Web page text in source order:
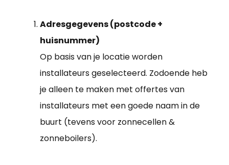
Adresgegevens (postcode +
huisnummer)
Op basis van je locatie worden
installateurs geselecteerd. Zodoende heb
je alleen te maken met offertes van
installateurs met een goede naam in de
buurt (tevens voor zonnecellen &
zonneboilers).